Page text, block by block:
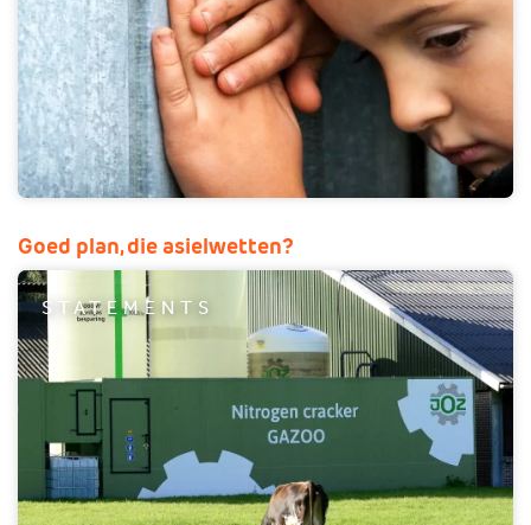
Goed plan, die asielwetten?
STATEMENTS